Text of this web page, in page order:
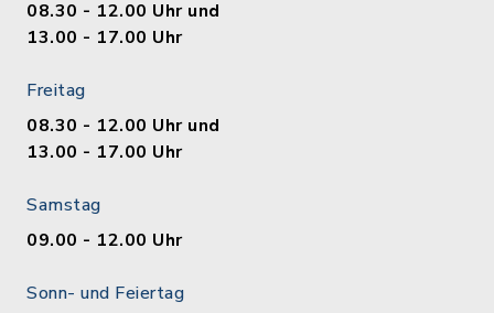
08.30 - 12.00 Uhr und
13.00 - 17.00 Uhr
Freitag
08.30 - 12.00 Uhr und
13.00 - 17.00 Uhr
Samstag
09.00 - 12.00 Uhr
Sonn- und Feiertag